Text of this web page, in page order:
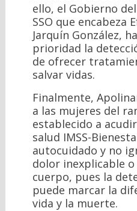
ello, el Gobierno
SSO que encabeza
Jarquín González,
prioridad la
de ofrecer
salvar vidas.
Finalmente,
a las mujeres del
establecido a
salud IMSS-
autocuidado y no
dolor inexplicable o
cuerpo, pues la
puede marcar la
vida y la muerte.